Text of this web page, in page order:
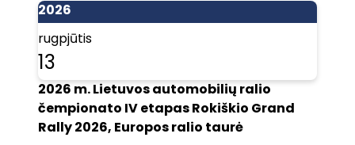
2026
rugpjūtis
13
2026 m. Lietuvos automobilių ralio
čempionato IV etapas Rokiškio Grand
Rally 2026, Europos ralio taurė